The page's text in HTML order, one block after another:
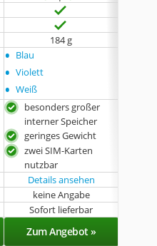
184 g
• Blau
• Violett
• Weiß
besonders großer
interner Speicher
geringes Gewicht
zwei SIM-Karten
nutzbar
Details ansehen
keine Angabe
Sofort lieferbar
Zum Angebot »